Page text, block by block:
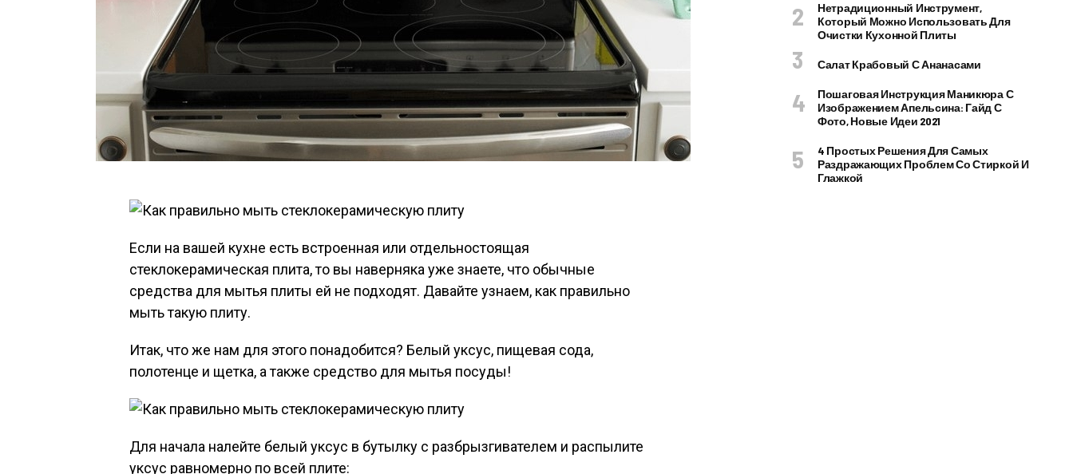
Если на вашей кухне есть встроенная или отдельностоящая
стеклокерамическая плита, то вы наверняка уже знаете, что обычные
средства для мытья плиты ей не подходят. Давайте узнаем, как правильно
мыть такую плиту.
Итак, что же нам для этого понадобится? Белый уксус, пищевая сода,
полотенце и щетка, а также средство для мытья посуды!
Для начала налейте белый уксус в бутылку с разбрызгивателем и распылите
уксус равномерно по всей плите:
Нетрадиционный Инструмент,
Который Можно Использовать Для
Очистки Кухонной Плиты
Салат Крабовый С Ананасами
Пошаговая Инструкция Маникюра С
Изображением Апельсина: Гайд С
Фото, Новые Идеи 2021
4 Простых Решения Для Самых
Раздражающих Проблем Со Стиркой И
Глажкой